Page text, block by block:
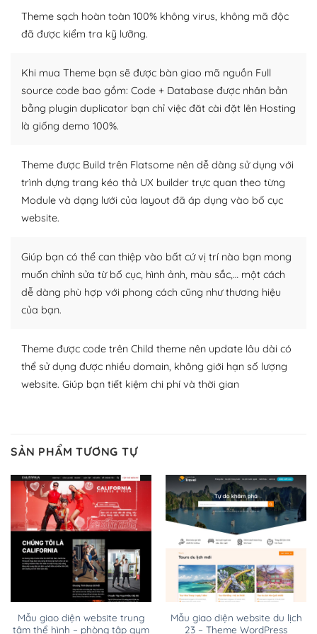
WordPress là nơi lưu trữ cho một diễn đàn cộng đồng
khổng lồ được kiểm duyệt bởi các nhân viên và những
Nếu bạn gặp khó khăn, bạn có thể lên mạng và tìm
kiếm những cộng đồng WordPress, họ sẽ giúp bạn trả
lời, giải đáp vấn đề của bạn.
– Đa dạng plugin và themes
Plugin mở rộng là thành phần cài đặt thêm vào
WordPress để tăng thêm các tính năng cần thiết. Có
Nhờ lượng người dùng đông đảo, thư viện themes và
plugin của WordPress rất phong phú. Bạn có thể thỏa
thích chọn lựa plugin và themes phù hợp cho mục đích
lập website của mình.
WordPress đa dạng plugin và themes
– Dễ sử dụng
trang web WordPress của bạn.
Dễ dàng lựa chọn Hosting cho website WordPress
– Bảo mật cực tốt
Vì WordPress hiện là nền tảng xây dựng trang web và
blog lớn nhất trên thế giới, quan trọng nhất là bảo vệ
nội dung của mình khỏi các cuộc tấn công spam.
Theme sạch hoàn toàn 100% không virus, không mã độc
đã được kiểm tra kỹ lưỡng.
Khi mua Theme bạn sẽ được bàn giao mã nguồn Full
source code bao gồm: Code + Database được nhân bản
bằng plugin duplicator bạn chỉ việc đăt cài đặt lên Hosting
là giống demo 100%.
Theme được Build trên Flatsome nên dễ dàng sử dụng với
trình dựng trang kéo thả UX builder trực quan theo từng
Module và dạng lưới của layout đã áp dụng vào bố cục
website.
Giúp bạn có thể can thiệp vào bất cứ vị trí nào bạn mong
muốn chỉnh sửa từ bố cục, hình ảnh, màu sắc,… một cách
dễ dàng phù hợp với phong cách cũng như thương hiệu
của bạn.
Theme được code trên Child theme nên update lâu dài có
thể sử dụng được nhiều domain, không giới hạn số lượng
website. Giúp bạn tiết kiệm chi phí và thời gian
SẢN PHẨM TƯƠNG TỰ
Mẫu giao diện website trung
tâm thể hình – phòng tập gym
Mẫu giao diện website du lịch
23 – Theme WordPress